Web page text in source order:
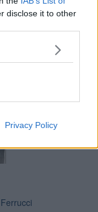
disclose it to other
Privacy Policy
iscriviti alla
gratis tutti i giorni